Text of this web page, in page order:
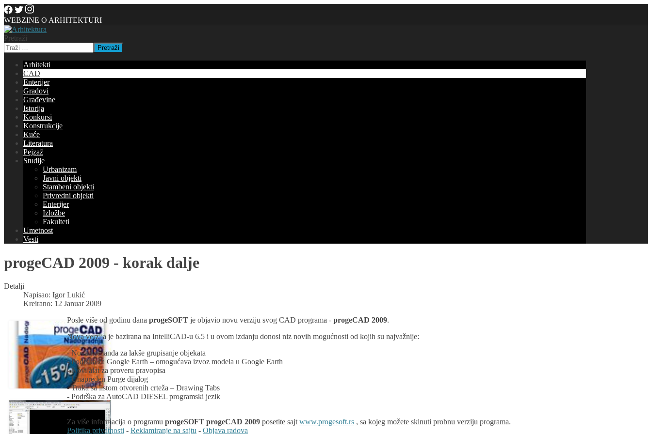
WEBZINE O ARHITEKTURI
Pretraži
Pretraži
Arhitekti
CAD
Enterijer
Gradovi
Građevine
Istorija
Konkursi
Konstrukcije
Kuće
Literatura
Pejzaž
Studije
Urbanizam
Javni objekti
Stambeni objekti
Privredni objekti
Enterijer
Izložbe
Fakulteti
Umetnost
Vesti
progeCAD 2009 - korak dalje
Detalji
Napisao: Igor Lukić
Kreirano: 12 Januar 2009
Posle više od godinu dana progeSOFT je objavio novu verziju svog CAD programa - progeCAD 2009.
Nova verzija je bazirana na IntelliCAD-u 6.5 i u ovom izdanju donosi niz novih mogućnosti od kojih su najvažnije:
- Nova komanda za lakše grupisanje objekata
- Podrška za Google Earth – omogućava izvoz modela u Google Earth
- Novi alat za proveru pravopisa
- Unapređen Purge dijalog
- Traka sa listom otvorenih crteža – Drawing Tabs
- Podrška za AutoCAD DIESEL programski jezik
…
Za više informacija o programu progeSOFT progeCAD 2009 posetite sajtwww.progesoft.rs , sa kojeg možete skinuti probnu verziju programa.
Politika privatnosti - Reklamiranje na sajtu - Objava radova